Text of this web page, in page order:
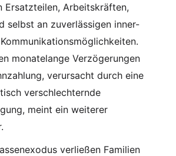
Ersatzteilen, Arbeitskräften,
selbst an zuverlässigen inner-
monatelange Verzögerungen
verursacht durch eine
verschlechternde
meint ein weiterer
verließen Familien